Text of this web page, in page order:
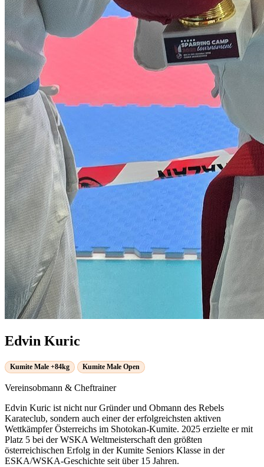
Edvin Kuric
Kumite Male +84kg Kumite Male Open
Vereinsobmann & Cheftrainer
Edvin Kuric ist nicht nur Gründer und Obmann des Rebels
Karateclub, sondern auch einer der erfolgreichsten aktiven
Wettkämpfer Österreichs im Shotokan-Kumite. 2025 erzielte er mit
Platz 5 bei der WSKA Weltmeisterschaft den größten
österreichischen Erfolg in der Kumite Seniors Klasse in der
ESKA/WSKA-Geschichte seit über 15 Jahren.